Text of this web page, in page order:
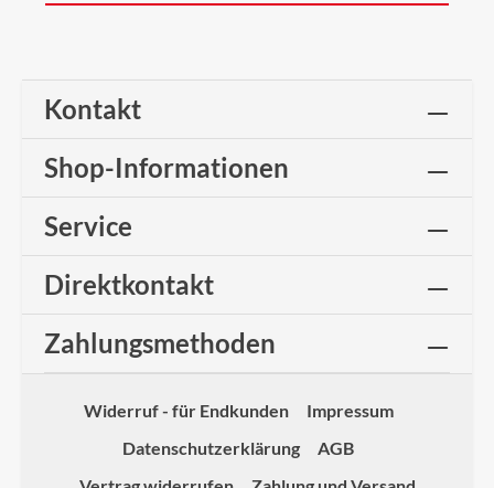
Kontakt
Shop-Informationen
Service
Direktkontakt
Zahlungsmethoden
Widerruf - für Endkunden
Impressum
Datenschutzerklärung
AGB